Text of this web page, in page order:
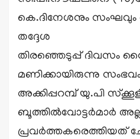
കെ.ദിനേശനും സംഘവും
തദ്ദേശ
തിരഞ്ഞെടുപ്പ് ദിവസം
മണിക്കായിരുന്നു
അക്കിപ്പറമ്പ് യു.പി
ബൂത്തില്‍വോട്ടർമാർ
പ്രവര്‍ത്തകരെത്തിയത്